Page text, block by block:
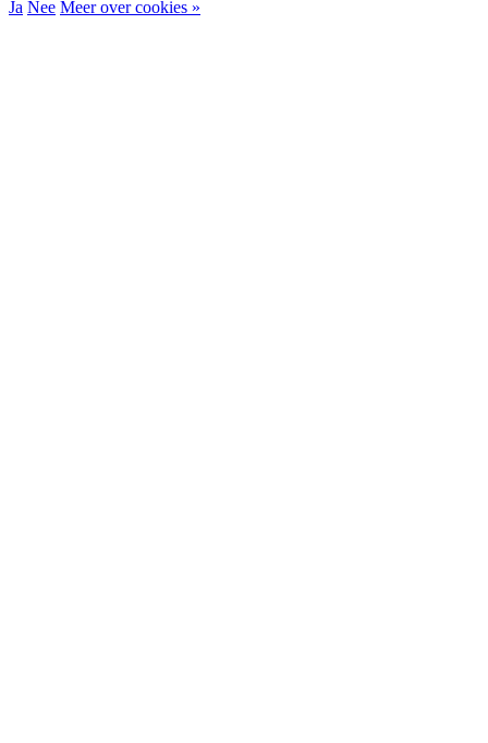
Ja Nee Meer over cookies »